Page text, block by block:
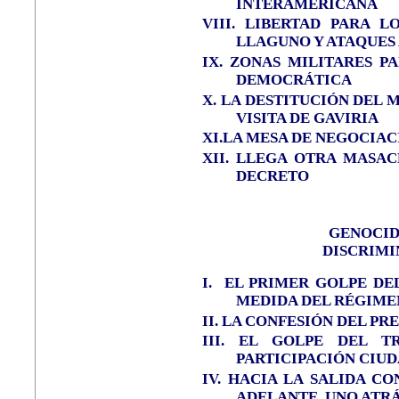
INTERAMERICANA
VIII. LIBERTAD PARA
LLAGUNO Y
IX. ZONAS MILITARES
DEMOCRÁTICA
X. LA DESTITUCIÓN DEL
VISITA DE GAVIRIA
XI.LA MESA DE
XII. LLEGA OTRA
DECRETO
I.
EL PRIMER GOLPE
MEDIDA DEL
II. LA CONFESIÓN DEL
III. EL GOLPE DEL
PARTICIPACIÓN
IV. HACIA LA SALIDA